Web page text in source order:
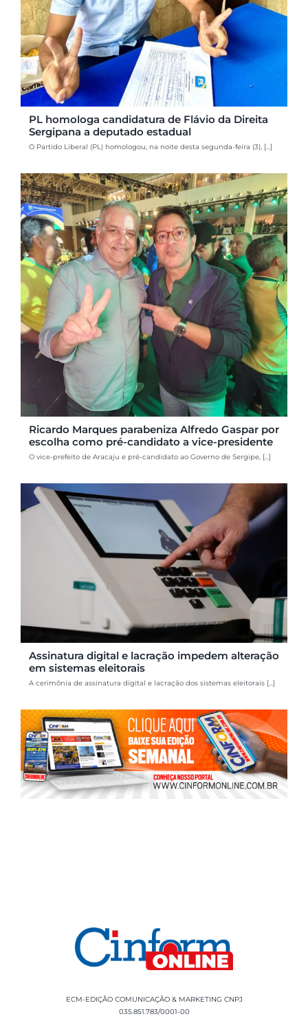
PL homologa candidatura de Flávio da Direita
Sergipana a deputado estadual
O Partido Liberal (PL) homologou, na noite desta segunda-feira (3), [...]
Ricardo Marques parabeniza Alfredo Gaspar por
escolha como pré-candidato a vice-presidente
O vice-prefeito de Aracaju e pré-candidato ao Governo de Sergipe, [...]
Assinatura digital e lacração impedem alteração
em sistemas eleitorais
A cerimônia de assinatura digital e lacração dos sistemas eleitorais [...]
ECM-EDIÇÃO COMUNICAÇÃO & MARKETING CNPJ
035.851.783/0001-00
Rua Sílvio Cesar Leite, 90 Salgado Filho -